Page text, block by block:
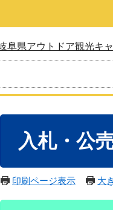
阜県アウトドア観光キ
入札・公
印刷ページ表示 大